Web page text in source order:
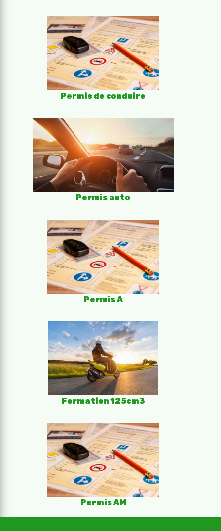
Permis de conduire
Permis auto
Permis A
Formation 125cm3
Permis AM